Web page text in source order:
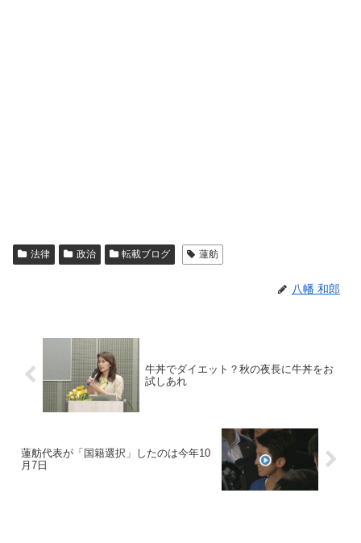
法律 政治 転載ブログ 蓮舫
八幡 和郎
牛丼でダイエット？秋の夜長に牛丼をお
試しあれ
蓮舫代表が「国籍選択」したのは今年10
月7日